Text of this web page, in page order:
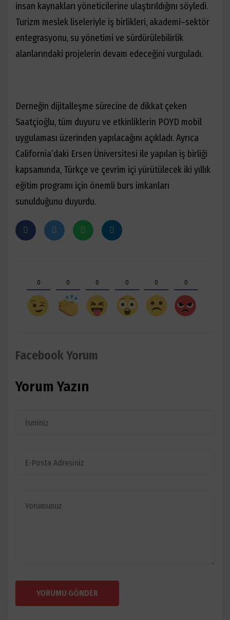
insan kaynakları yöneticilerine ulaştırıldığını söyledi.
Turizm meslek liseleriyle iş birlikleri, akademi–sektör
entegrasyonu, su yönetimi ve sürdürülebilirlik
alanlarındaki projelerin devam edeceğini vurguladı.
Derneğin dijitalleşme sürecine de dikkat çeken
Saatçioğlu, tüm duyuru ve etkinliklerin POYD mobil
uygulaması üzerinden yapılacağını açıkladı. Ayrıca
California’daki Ersen Üniversitesi ile yapılan iş birliği
kapsamında, Türkçe ve çevrim içi yürütülecek iki yıllık
eğitim programı için önemli burs imkanları
sunulduğunu duyurdu.
0 0 0 0 0 0
Facebook Yorum
Yorum Yazın
YORUMU GÖNDER